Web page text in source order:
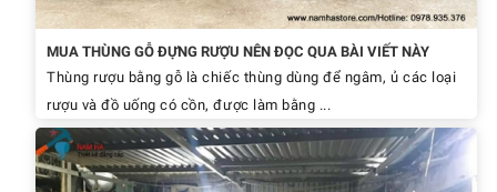
MUA THÙNG GỖ ĐỰNG RƯỢU NÊN ĐỌC QUA BÀI VIẾT NÀY
Thùng rượu bằng gỗ là chiếc thùng dùng để ngâm, ủ các loại
rượu và đồ uống có cồn, được làm bằng ...